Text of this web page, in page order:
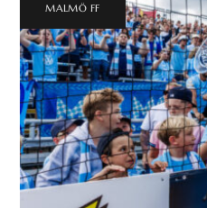
MALMÖ FF